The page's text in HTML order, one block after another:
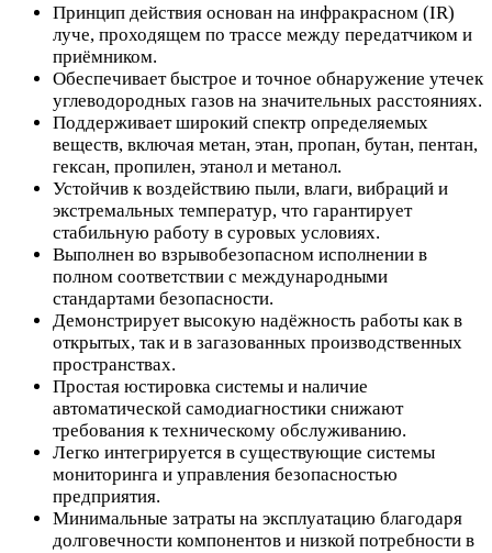
Принцип действия основан на инфракрасном (IR)
луче, проходящем по трассе между передатчиком и
приёмником.
Обеспечивает быстрое и точное обнаружение утечек
углеводородных газов на значительных расстояниях.
Поддерживает широкий спектр определяемых
веществ, включая метан, этан, пропан, бутан, пентан,
гексан, пропилен, этанол и метанол.
Устойчив к воздействию пыли, влаги, вибраций и
экстремальных температур, что гарантирует
стабильную работу в суровых условиях.
Выполнен во взрывобезопасном исполнении в
полном соответствии с международными
стандартами безопасности.
Демонстрирует высокую надёжность работы как в
открытых, так и в загазованных производственных
пространствах.
Простая юстировка системы и наличие
автоматической самодиагностики снижают
требования к техническому обслуживанию.
Легко интегрируется в существующие системы
мониторинга и управления безопасностью
предприятия.
Минимальные затраты на эксплуатацию благодаря
долговечности компонентов и низкой потребности в